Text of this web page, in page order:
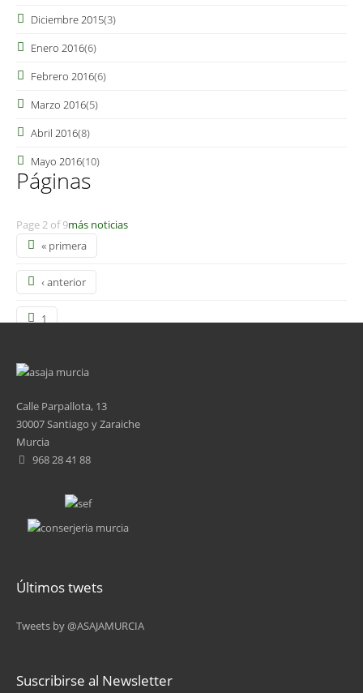
Diciembre 2015(3)
Enero 2016(6)
Febrero 2016(6)
Marzo 2016(5)
Abril 2016(8)
Mayo 2016(10)
Páginas
Page 2 of 9
« primera
‹ anterior
1
4
5
siguiente ›
más noticias
Calle Parpallota, 13
30007 Santiago y Zaraiche
Murcia
968 28 41 88
Últimos twets
Tweets by @ASAJAMURCIA
Suscribirse al Newsletter